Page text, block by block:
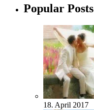
Popular Posts
18. April 2017